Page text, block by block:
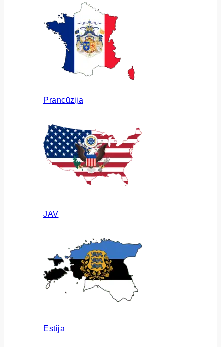
Prancūzija
JAV
Estija